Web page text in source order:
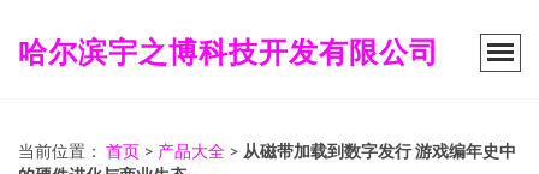
哈尔滨宇之博科技开发有限公司
当前位置： 首页 > 产品大全 > 从磁带加载到数字发行 游戏编年史中